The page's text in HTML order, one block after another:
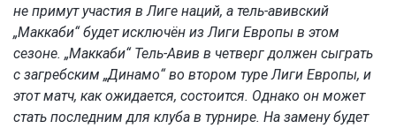
не примут участия в Лиге наций, а тель-авивский
„Маккаби“ будет исключён из Лиги Европы в этом
сезоне. „Маккаби“ Тель-Авив в четверг должен сыграть
с загребским „Динамо“ во втором туре Лиги Европы, и
этот матч, как ожидается, состоится. Однако он может
стать последним для клуба в турнире. На замену будет